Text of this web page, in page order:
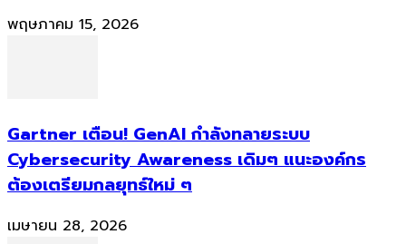
พฤษภาคม 15, 2026
Gartner เตือน! GenAI กำลังทลายระบบ
Cybersecurity Awareness เดิมๆ แนะองค์กร
ต้องเตรียมกลยุทธ์ใหม่ ๆ
เมษายน 28, 2026